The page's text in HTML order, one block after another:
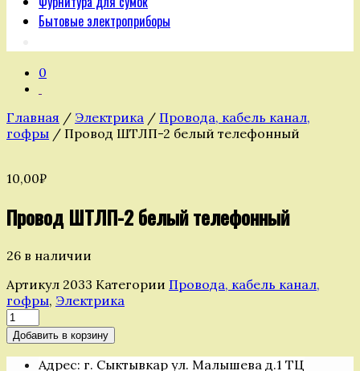
Бытовые электроприборы
0
Главная / Электрика / Провода, кабель канал,
гофры / Провод ШТЛП-2 белый телефонный
10,00₽
Провод ШТЛП-2 белый телефонный
26 в наличии
Артикул 2033 Категории Провода, кабель канал,
гофры, Электрика
Количество
товара
Провод
ШТЛП-2
Добавить в корзину
Адрес: г. Сыктывкар ул. Малышева д.1 ТЦ